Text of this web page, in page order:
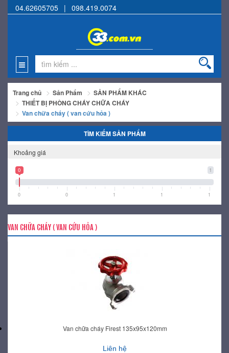
04.62605705 | 098.419.0074
Trang chủ Sản Phẩm
SẢN PHẨM KHÁC
THIẾT BỊ PHÒNG CHÁY CHỮA CHÁY
Van chữa cháy ( van cứu hỏa )
TÌM KIẾM SẢN PHẨM
Khoảng giá
1
0
0 0 1 1 1
VAN CHỮA CHÁY ( VAN CỨU HỎA )
Van chữa cháy Firest 135x95x120mm
Liên hệ